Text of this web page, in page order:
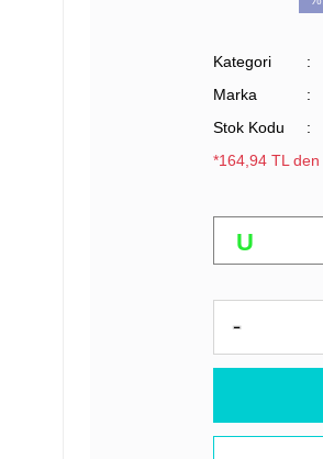
Kategori
Marka
Stok Kodu
*164,94 TL